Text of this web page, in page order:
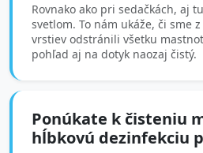
Rovnako ako pri sedačkách, aj
svetlom. To nám ukáže, či sme
vrstiev odstránili všetku
pohľad aj na dotyk naozaj čistý.
Ponúkate k čisteniu
hĺbkovú dezinfekciu